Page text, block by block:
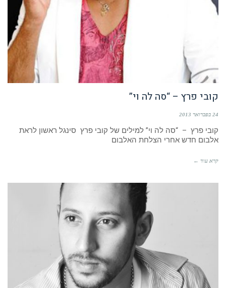
קובי פרץ – “סה לה וי”
24 בפברואר 2013
קובי פרץ – “סה לה וי” למילים של קובי פרץ סינגל ראשון לראת
אלבום חדש אחרי הצלחת האלבום
קרא עוד ←